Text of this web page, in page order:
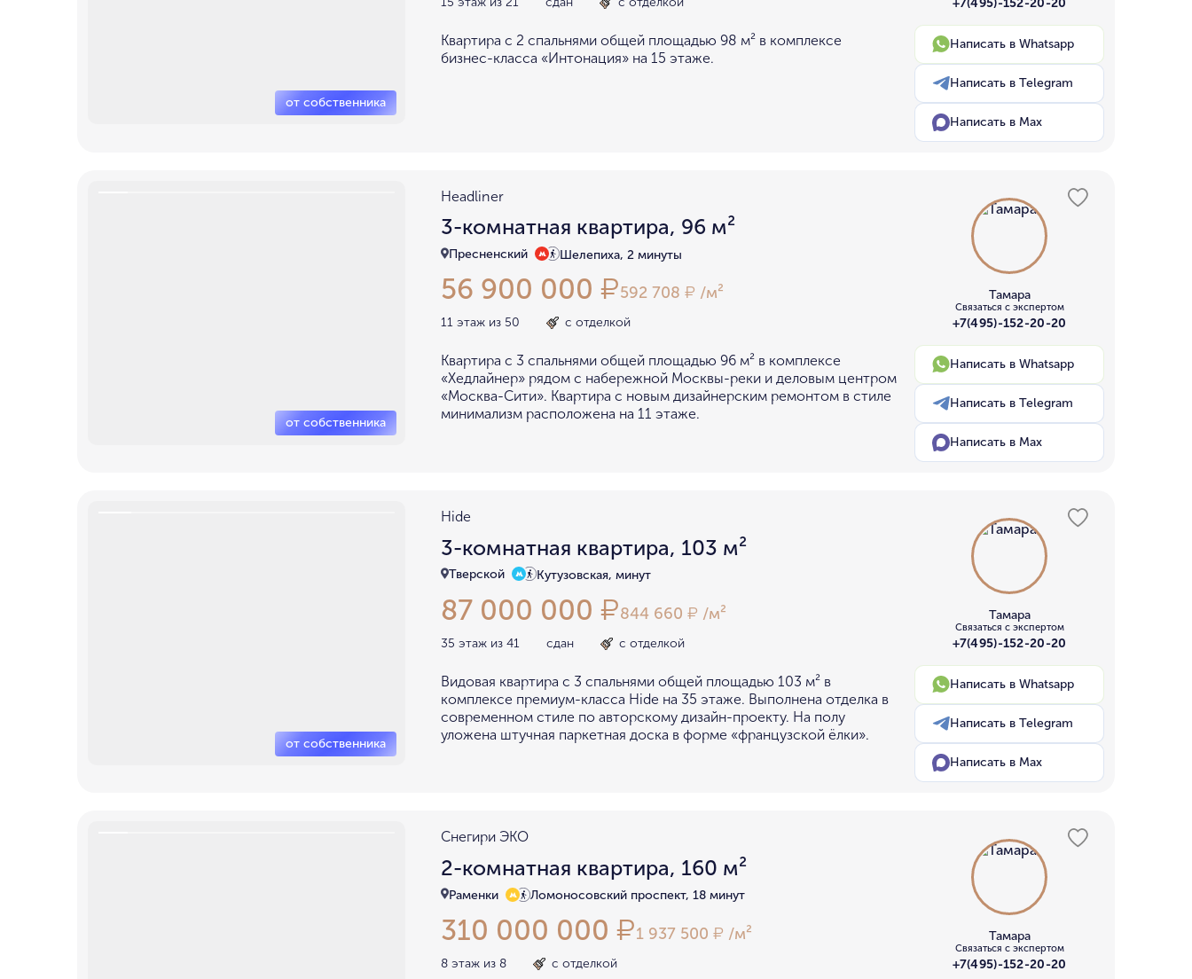
Квартира с 2 спальнями общей площадью 98 м² в комплексе
бизнес-класса «Интонация» на 15 этаже.
Написать в Whatsapp
Написать в Telegram
Написать в Max
Headliner
3-комнатная квартира, 96 м²
Пресненский Шелепиха, 2 минуты
56 900 000 ₽592 708 ₽ /м²
11 этаж из 50 с отделкой
Квартира с 3 спальнями общей площадью 96 м² в комплексе
«Хедлайнер» рядом с набережной Москвы-реки и деловым центром
«Москва-Сити». Квартира с новым дизайнерским ремонтом в стиле
минимализм расположена на 11 этаже.
Тамара
Связаться с экспертом
+7(495)-152-20-20
Написать в Whatsapp
Написать в Telegram
Написать в Max
Hide
3-комнатная квартира, 103 м²
Тверской Кутузовская, минут
87 000 000 ₽844 660 ₽ /м²
35 этаж из 41 сдан с отделкой
Видовая квартира с 3 спальнями общей площадью 103 м² в
комплексе премиум-класса Hide на 35 этаже. Выполнена отделка в
современном стиле по авторскому дизайн-проекту. На полу
уложена штучная паркетная доска в форме «французской ёлки».
Тамара
Связаться с экспертом
+7(495)-152-20-20
Написать в Whatsapp
Написать в Telegram
Написать в Max
Снегири ЭКО
2-комнатная квартира, 160 м²
Раменки Ломоносовский проспект, 18 минут
310 000 000 ₽1 937 500 ₽ /м²
8 этаж из 8 с отделкой
Тамара
Связаться с экспертом
+7(495)-152-20-20